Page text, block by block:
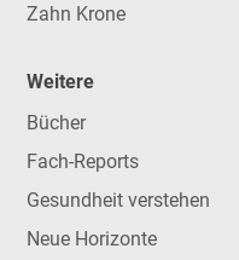
Zahn Krone
Weitere
Bücher
Fach-Reports
Gesundheit verstehen
Neue Horizonte